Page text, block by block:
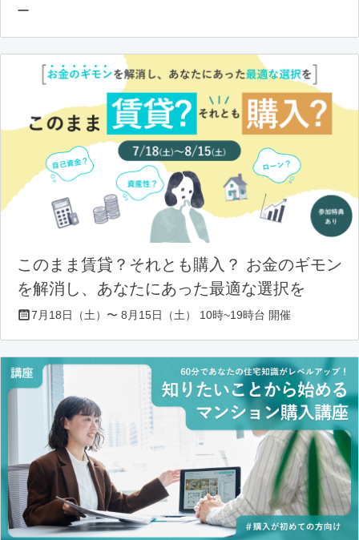
ー
このまま賃貸？それとも購入？ お金のギモン
を解消し、あなたにあった最適な選択を
7月18日（土）〜 8月15日（土） 10時~19時台 開催